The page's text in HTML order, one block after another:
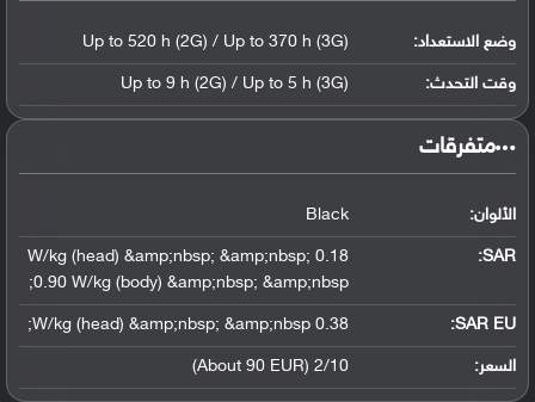
وضع الاستعداد: Up to 520 h (2G) / Up to 370 h (3G)
وقت التحدث: Up to 9 h (2G) / Up to 5 h (3G)
‏متفرقات‏
الألوان: Black
SAR
:
0.18 W/kg (head) &amp;nbsp; &amp;nbsp;
0.90 W/kg (body) &amp;nbsp; &amp;nbsp;
SAR EU:
0.38 W/kg (head) &amp;nbsp; &amp;nbsp;
السعر: 2/10 (About 90 EUR)